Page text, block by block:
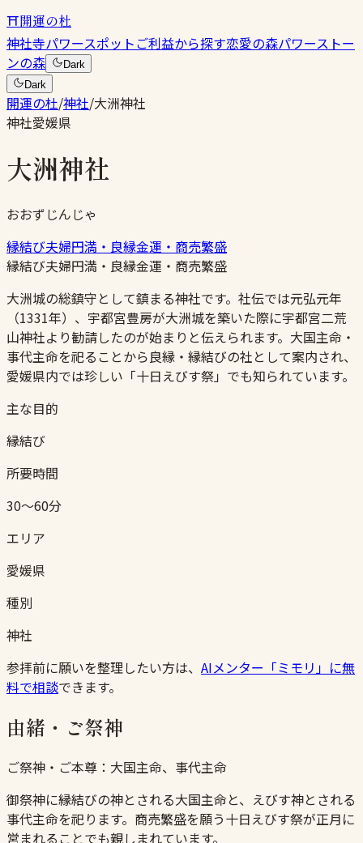
⛩開運の杜
神社寺パワースポットご利益から探す恋愛の森パワーストー
ンの森
Dark
Dark
開運の杜/神社/大洲神社
神社愛媛県
大洲神社
おおずじんじゃ
縁結び夫婦円満・良縁金運・商売繁盛
縁結び夫婦円満・良縁金運・商売繁盛
大洲城の総鎮守として鎮まる神社です。社伝では元弘元年
（1331年）、宇都宮豊房が大洲城を築いた際に宇都宮二荒
山神社より勧請したのが始まりと伝えられます。大国主命・
事代主命を祀ることから良縁・縁結びの社として案内され、
愛媛県内では珍しい「十日えびす祭」でも知られています。
主な目的
縁結び
所要時間
30〜60分
エリア
愛媛県
種別
神社
参拝前に願いを整理したい方は、 AIメンター「ミモリ」に無
料で相談できます。
由緒・ご祭神
ご祭神・ご本尊： 大国主命、事代主命
御祭神に縁結びの神とされる大国主命と、えびす神とされる
事代主命を祀ります。商売繁盛を願う十日えびす祭が正月に
営まれることでも親しまれています。